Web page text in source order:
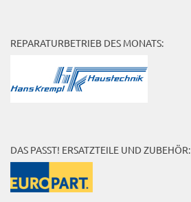
REPARATURBETRIEB DES MONATS:
DAS PASST! ERSATZTEILE UND ZUBEHÖR: